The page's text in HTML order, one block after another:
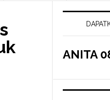
Primary
Sidebar
ANITA